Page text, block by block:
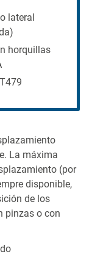
lateral
horquillas
La máxima
(por
disponible,
de los
pinzas o con